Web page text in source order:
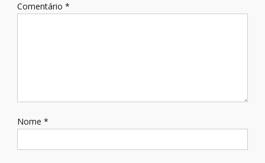
Comentário *
Nome *